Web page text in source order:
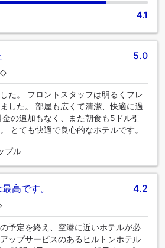
4.1
5.0
◇
た。 フロントスタッフは明るくフレ
した。 部屋も広くて清潔、快適に過
の追加もなく、また朝食も5ドル引
とても快適で良心的なホテルです。
プル
高です。 4.2
予定を終え、空港に近いホテルが必
ップサービスのあるヒルトンホテル